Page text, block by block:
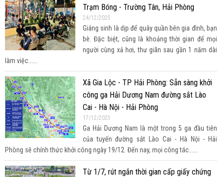
Trạm Bóng - Trường Tân, Hải Phòng
24/12/2025
Giáng sinh là dịp để quây quần bên gia đình, bạn
bè. Đặc biệt, cũng là khoảng thời gian để mọi
người cùng xả hơi, thư giãn sau gần 1 năm dài
làm việc......
Xã Gia Lộc - TP Hải Phòng: Sẵn sàng khởi
công ga Hải Dương Nam đường sắt Lào
Cai - Hà Nội - Hải Phòng
17/12/2025
Ga Hải Dương Nam là một trong 5 ga đầu tiên
của tuyến đường sắt Lào Cai - Hà Nội - Hải
Phòng sẽ chính thức khởi công ngày 19/12. Đến nay, mọi công tác......
Từ 1/7, rút ngắn thời gian cấp giấy chứng